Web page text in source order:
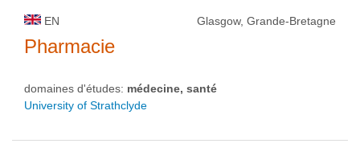
EN Glasgow, Grande-Bretagne
Pharmacie
domaines d'études: médecine, santé
University of Strathclyde